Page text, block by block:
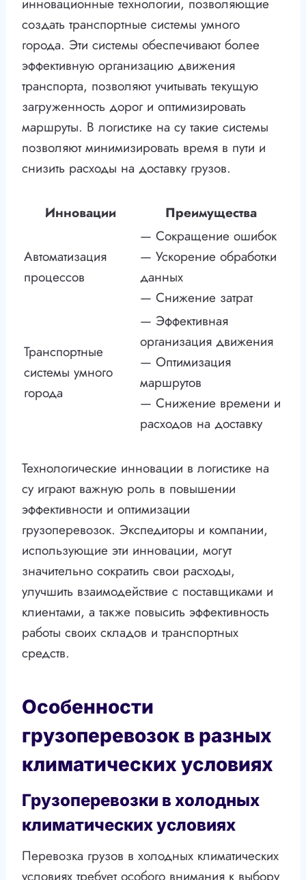
инновационные технологии, позволяющие
создать транспортные системы умного
города. Эти системы обеспечивают более
эффективную организацию движения
транспорта, позволяют учитывать текущую
загруженность дорог и оптимизировать
маршруты. В логистике на су такие системы
позволяют минимизировать время в пути и
снизить расходы на доставку грузов.
Инновации Преимущества
Автоматизация
процессов
— Сокращение ошибок
— Ускорение обработки
данных
— Снижение затрат
Транспортные
системы умного
города
— Эффективная
организация движения
— Оптимизация
маршрутов
— Снижение времени и
расходов на доставку
Технологические инновации в логистике на
су играют важную роль в повышении
эффективности и оптимизации
грузоперевозок. Экспедиторы и компании,
использующие эти инновации, могут
значительно сократить свои расходы,
улучшить взаимодействие с поставщиками и
клиентами, а также повысить эффективность
работы своих складов и транспортных
средств.
Особенности
грузоперевозок в разных
климатических условиях
Грузоперевозки в холодных
климатических условиях
Перевозка грузов в холодных климатических